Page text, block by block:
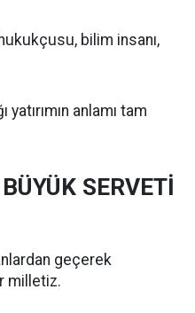
bilim insanı,
anlamı tam
SERVETİ
geçerek
milletiz.